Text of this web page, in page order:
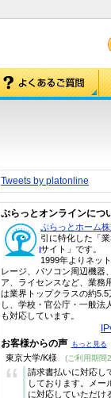
Tweets by platonline
ぷらっとオンラインにつ
ぷらっとホーム
引に特化した「
サイト」です。
1999年よりネッ
レージ、パソコン周辺機器
ア、ライセンスなど、業務
は業界トップクラスの約
し、学校・官公庁・一般法
も対応しています。
お客様からの声 もっと見る
東京大学/K様 (ご利用期間
“
請求書払いに対応し
しております。メー
に対応していただけ